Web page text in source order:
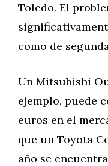
Toledo. El
como de
Un Mitsubishi
ejemplo, puede
euros en el
que un Toyota
año se